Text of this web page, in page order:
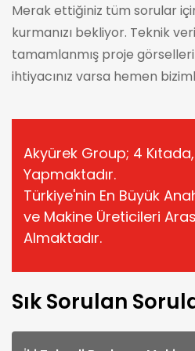
Merak ettiğiniz tüm sorular
kurmanızı bekliyor. Teknik
tamamlanmış proje
ihtiyacınız varsa hemen
Akyürek Group; 4
Yapmaktadır.
Türkiye'nin En Büyük
ve Makine Üreticileri
Almaktadır.
Sık Sorulan